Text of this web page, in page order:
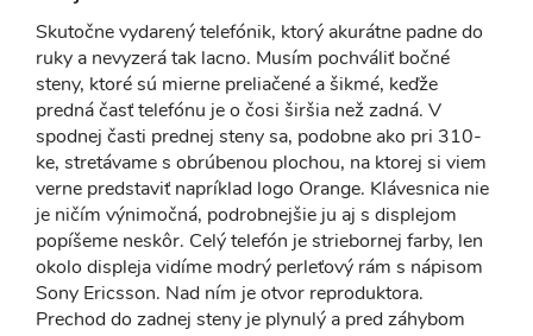
Skutočne vydarený telefónik, ktorý akurátne padne do
ruky a nevyzerá tak lacno. Musím pochváliť bočné
steny, ktoré sú mierne preliačené a šikmé, keďže
predná časť telefónu je o čosi širšia než zadná. V
spodnej časti prednej steny sa, podobne ako pri 310-
ke, stretávame s obrúbenou plochou, na ktorej si viem
verne predstaviť napríklad logo Orange. Klávesnica nie
je ničím výnimočná, podrobnejšie ju aj s displejom
popíšeme neskôr. Celý telefón je striebornej farby, len
okolo displeja vidíme modrý perleťový rám s nápisom
Sony Ericsson. Nad ním je otvor reproduktora.
Prechod do zadnej steny je plynulý a pred záhybom